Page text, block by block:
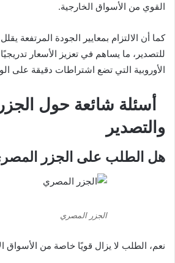
القوي من الأسواق الخارجية.
كما أن الالتزام بمعايير الجودة المرتفعة
للتصدير، ما يساهم في تعزيز الأسعار
الأوروبية التي تضع اشتراطات دقيقة على
أسئلة شائعة حول
والتصدير
هل الطلب على الجزر
الجزر المصري
نعم، الطلب لا يزال قويًا خاصة من الأسواق